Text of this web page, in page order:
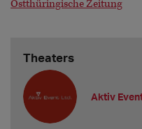
Ostthüringische Zeitung
Theaters
Aktiv